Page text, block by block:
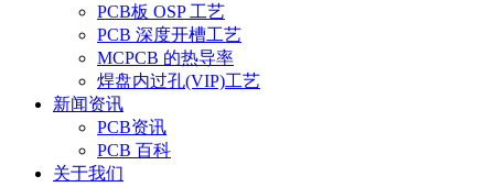
PCB板 OSP 工艺
PCB 深度开槽工艺
MCPCB 的热导率
焊盘内过孔(VIP)工艺
新闻资讯
PCB资讯
PCB 百科
关于我们